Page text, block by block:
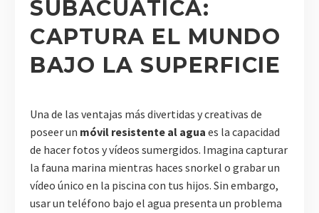
SUBACUÁTICA:
CAPTURA EL MUNDO
BAJO LA SUPERFICIE
Una de las ventajas más divertidas y creativas de
poseer un móvil resistente al agua es la capacidad
de hacer fotos y vídeos sumergidos. Imagina capturar
la fauna marina mientras haces snorkel o grabar un
vídeo único en la piscina con tus hijos. Sin embargo,
usar un teléfono bajo el agua presenta un problema